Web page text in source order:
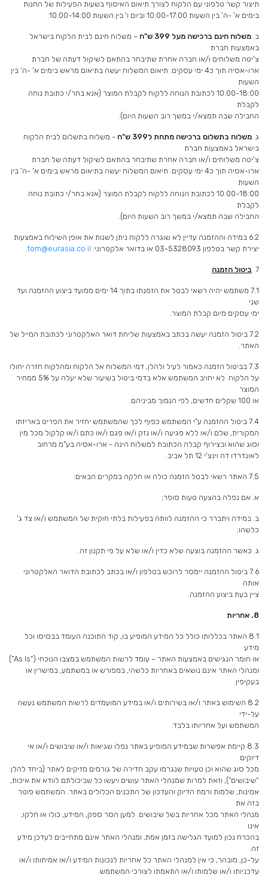
תיצור קשר טלפוני עם הלקוח לצורך תיאום האיסוף בשעות הפעילות של החנות
בימים א’ -ה’ בין השעות 10:00-17:00 וביום ו’ בין השעות 10:00-14:00.
ב. משלוח חינם ברכישה מעל 399 ש"ח
– משלוח חינם לבית הלקוח בישראל
באמצעות חברת
צ’יטה משלוחים ו/או חברה אחרת שתיבחר בהתאם לשיקול דעתה של חברת
ארו-אסיה תוך כ4 ימי עסקים. תיאום המשלוח יעשה בתיאום מראש בימים א’ -ה’ בין
השעות
10:00-18:00 לכתובת הנוחה ללקוח לקבלת המוצר (אנא בחר/י כתובת נוחה
לקבלת
החבילה שבה תמצא/י במשך רוב השעות היום).
ג. משלוח בתשלום ברכישה מתחת ל399 ש"ח
- משלוח בתשלום לבית הלקוח
בישראל באמצעות חברת
צ’יטה משלוחים ו/או חברה אחרת שתיבחר בהתאם לשיקול דעתה של חברת
ארו-אסיה תוך כ4 ימי עסקים. תיאום המשלוח יעשה בתיאום מראש בימים א’ -ה’ בין
השעות
10:00-18:00 לכתובת הנוחה ללקוח לקבלת המוצר (אנא בחר/י כתובת נוחה
לקבלת
החבילה שבה תמצא/י במשך רוב השעות היום).
6.2 במידה וההזמנה עדיין לא שוגרה ללקוח ניתן לשנות את אופן השילוח באמצעות
יצירת קשר בטלפון 03-5328093 או בדואר אלקטרוני:
tom@eurasia.co.il
.
7. ביטול הזמנה
7.1 משתמש יהיה רשאי לבטל את הזמנתו בתוך 14 ימים ממועד ביצוע ההזמנה ועד
שני
ימי עסקים מיום קבלת המוצר.
7.2 ביטול הזמנה יעשה בכתב באמצעות שליחת דואר האלקטרוני לכתובת המייל של
האתר.
7.3 בביטול הזמנה כאמור לעיל ולהלן, דמי המשלוח אל הלקוח ומהלקוח חזרה יחולו
על הלקוח. לא יחויב המשתמש אלא בדמי ביטול בשיעור שלא יעלה על 5% ממחיר
המוצר
או 100 שקלים חדשים, לפי הנמוך מביניהם.
7.4 ביטול ההזמנה ע”י המשתמש כפוף לכך שהמשתמש יחזיר את הפריט באריזתו
המקורית, שלם ו/או ללא פגיעה ו/או נזק ו/או פגם ו/או כתם ו/או קלקול מכל מין
וסוג שהוא ובצירוף קבלה הכתובת למשלוח הינה - ארו-אסיה בע”מ מרחוב
לאונדרדו דה וינצ'י 12 תל אביב.
7.5 האתר רשאי לבטל הזמנה כולה או חלקה במקרים הבאים:
א. אם נפלה בהצעה טעות סופר;
ב. במידה ויתברר כי ההזמנה לוותה בפעילות בלתי חוקית של המשתמש ו/או צד ג’
כלשהו;
ג. כאשר ההזמנה בוצעה שלא כדין ו/או שלא על פי תקנון זה.
7.6 ביטול ההזמנה יימסר לרוכש בטלפון ו/או בכתב לכתובת הדואר האלקטרוני
אותה
ציין בעת ביצוע ההזמנה.
8. אחריות
8.1 האתר בכללותו כולל כל המידע המופיע בו, קוד התוכנה העומד בבסיסו וכל
מידע
או חומר הנגישים באמצעות האתר – עומד לרשות המשתמש במצבו הנוכחי (“As Is”)
ומנהלי האתר אינם נושאים באחריות כלשהי, במפורש או במשתמע, במישרין או
בעקיפין.
8.2 השימוש באתר ו/או בשירותים ו/או במידע המועמדים לרשות המשתמש נעשה
על-ידי
המשתמש ועל אחריותו בלבד.
8.3 קיימת אפשרות שבמידע המופיע באתר נפלו שגיאות ו/או שיבושים ו/או אי
דיוקים
מכל סוג שהוא וכן טעויות שנגרמו עקב חדירה של גורמים מזיקים לאתר (ביחד להלן:
“שיבושים”), וזאת למרות שמנהלי האתר עושים ויעשו כל שביכולתם לוודא את איכות,
אמינות, שלמות ורמת הדיוק והעדכון של התכנים הכלולים באתר. המשתמש פוטר
בזה את
מנהלי האתר מכל אחריות בשל שיבושים. למען הסר ספק, המידע, כולו או חלקו,
אינו
בהכרח נכון למועד הגלישה בזמן אמת, ומנהלי האתר אינם מתחייבים לעדכן מידע
זה.
על-כן, מובהר, כי אין למנהלי האתר כל אחריות לנכונות המידע ו/או אמיתותו ו/או
עדכניותו ו/או שלמותו ו/או התאמתו לצורכי המשתמש.